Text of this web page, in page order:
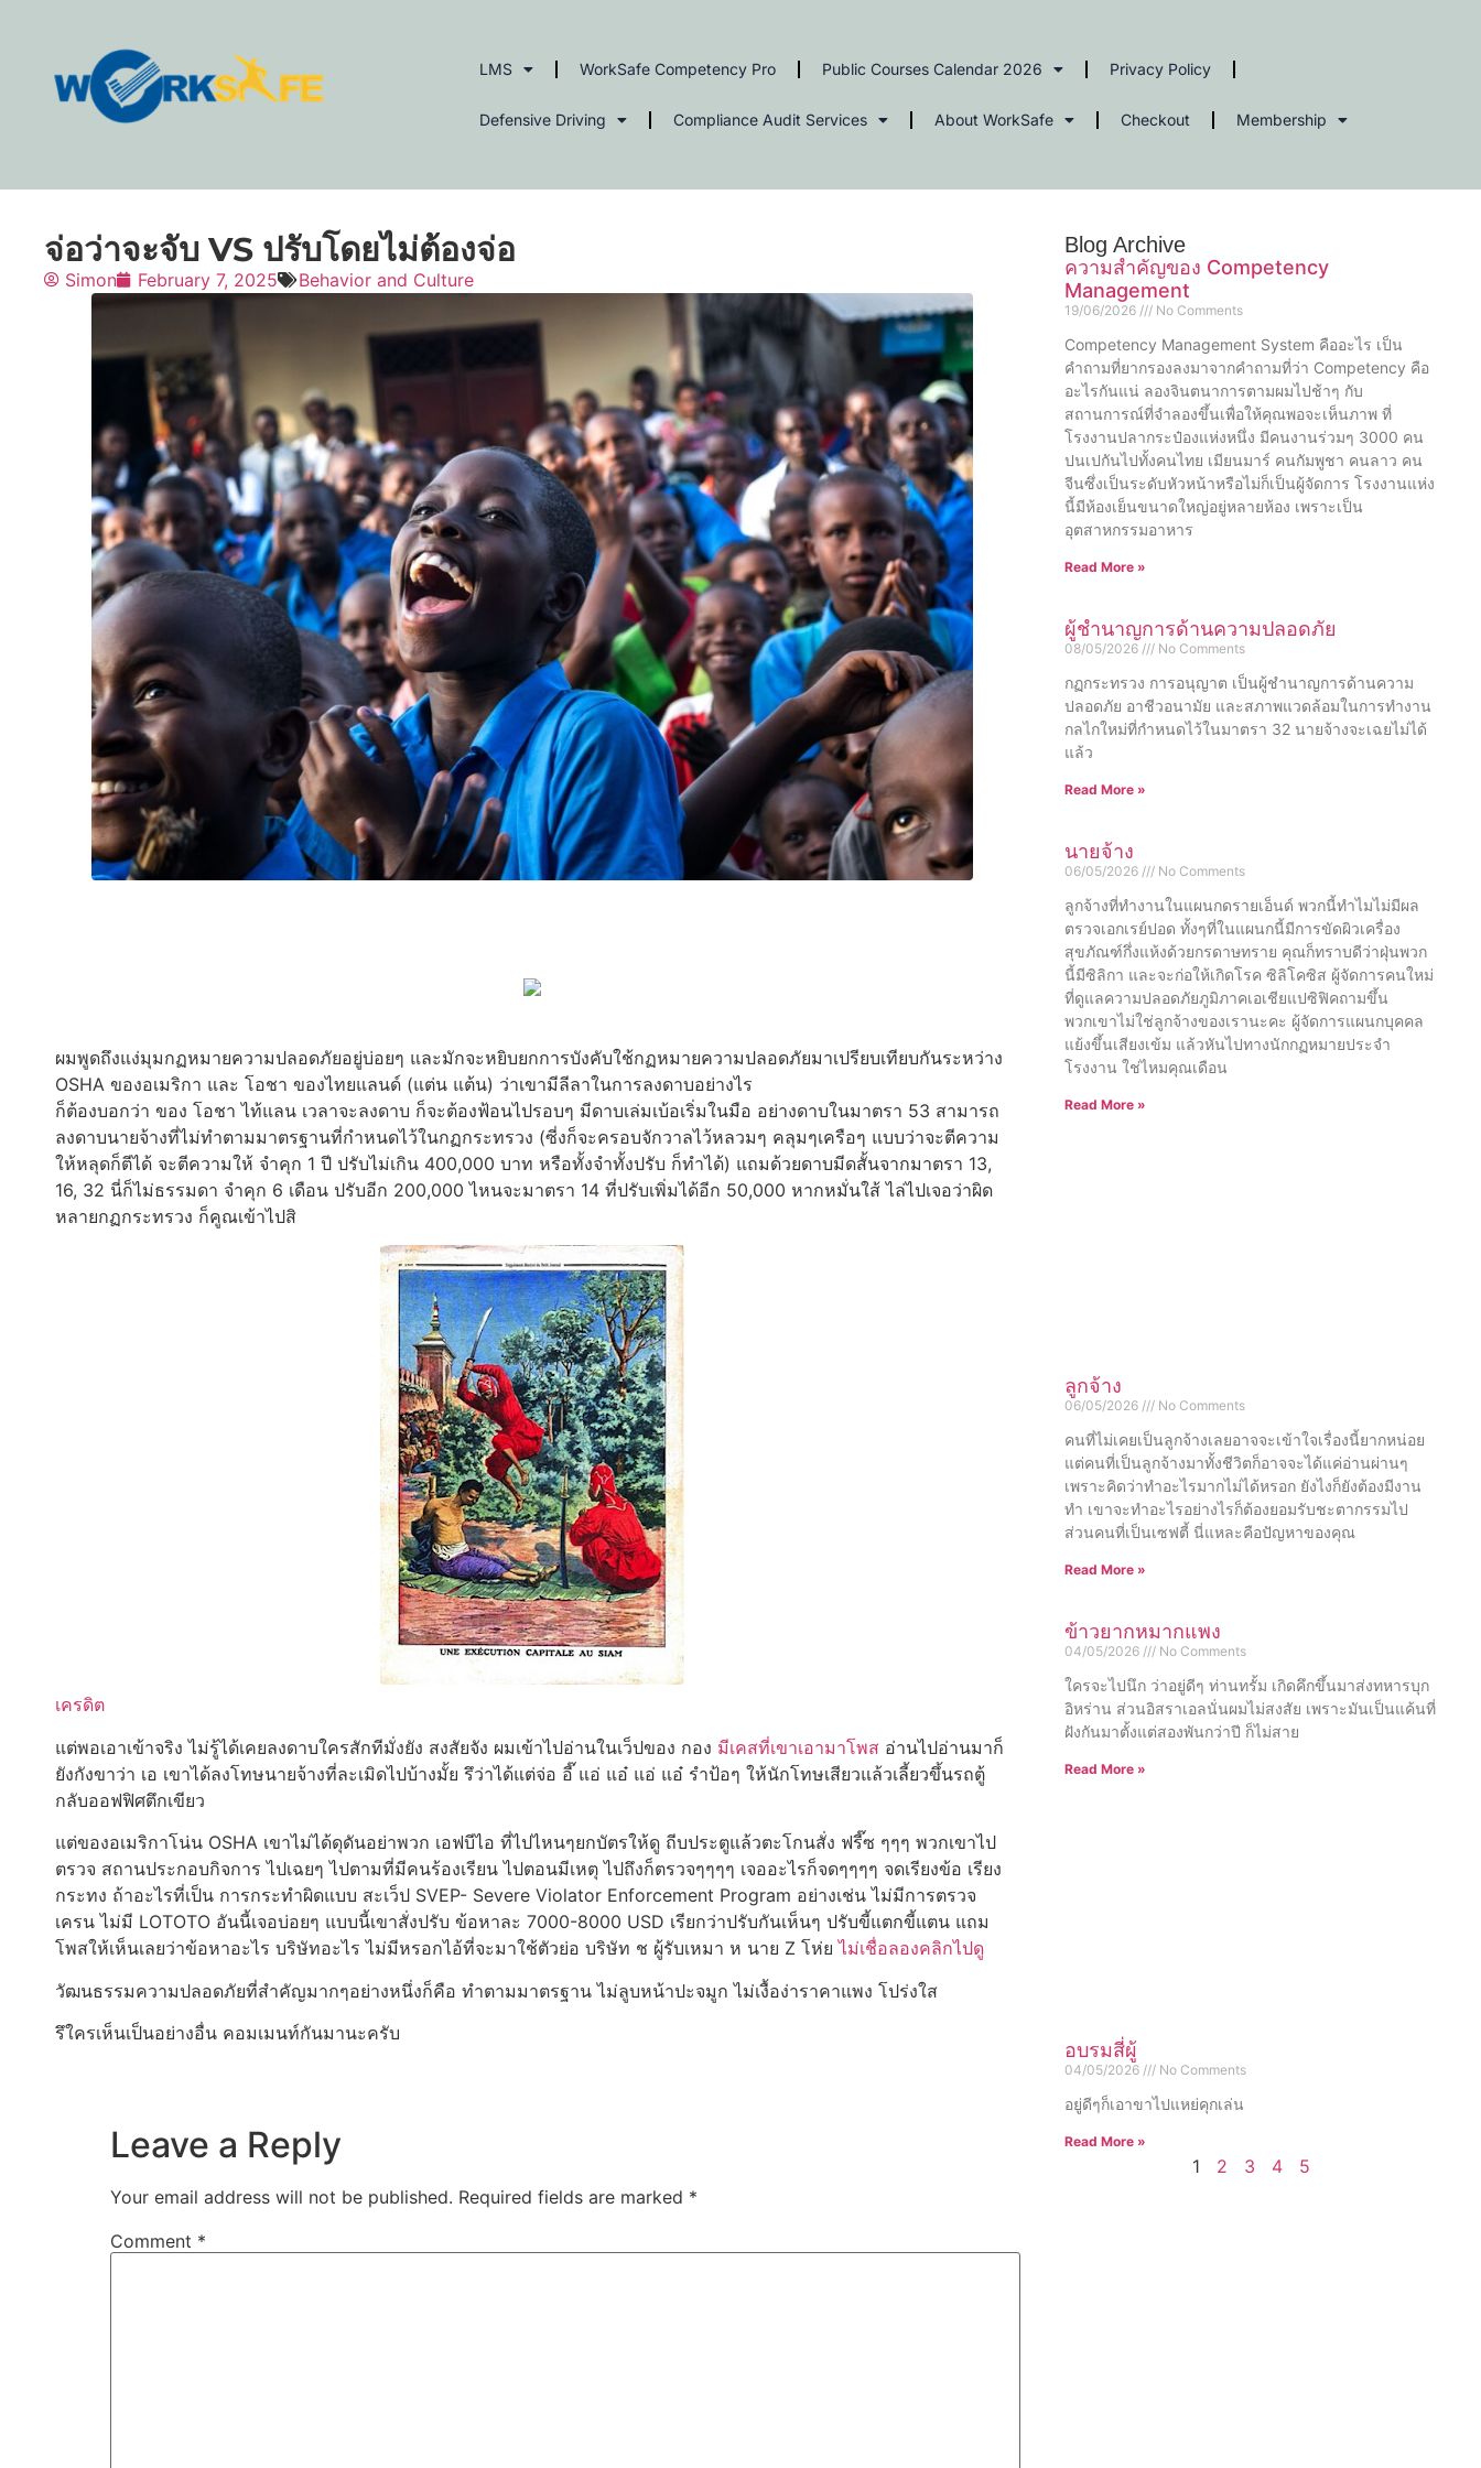
LMS WorkSafe Competency Pro Public Courses Calendar 2026 Privacy Policy
Defensive Driving Compliance Audit Services About WorkSafe Checkout Membership
จ่อว่าจะจับ VS ปรับโดยไม่ต้องจ่อ
Simon February 7, 2025 Behavior and Culture
ผมพูดถึงแง่มุมกฏหมายความปลอดภัยอยู่บ่อยๆ และมักจะหยิบยกการบังคับใช้กฏหมายความปลอดภัยมาเปรียบเทียบกันระหว่าง
OSHA ของอเมริกา และ โอชา ของไทยแลนด์ (แต่น แต้น) ว่าเขามีลีลาในการลงดาบอย่างไร
ก็ต้องบอกว่า ของ โอชา ไท้แลน เวลาจะลงดาบ ก็จะต้องฟ้อนไปรอบๆ มีดาบเล่มเบ้อเริ่มในมือ อย่างดาบในมาตรา 53 สามารถ
ลงดาบนายจ้างที่ไม่ทำตามมาตรฐานที่กำหนดไว้ในกฏกระทรวง (ซี่งก็จะครอบจักวาลไว้หลวมๆ คลุมๆเครือๆ แบบว่าจะตีความ
ให้หลุดก็ตีได้ จะตีความให้ จำคุก 1 ปี ปรับไม่เกิน 400,000 บาท หรือทั้งจำทั้งปรับ ก็ทำได้) แถมด้วยดาบมีดสั้นจากมาตรา 13,
16, 32 นี่ก็ไม่ธรรมดา จำคุก 6 เดือน ปรับอีก 200,000 ไหนจะมาตรา 14 ที่ปรับเพิ่มได้อีก 50,000 หากหมั่นใส้ ไล่ไปเจอว่าผิด
หลายกฏกระทรวง ก็คูณเข้าไปสิ
เครดิต
แต่พอเอาเข้าจริง ไม่รู้ได้เคยลงดาบใครสักทีมั่งยัง สงสัยจัง ผมเข้าไปอ่านในเว็ปของ กอง มีเคสที่เขาเอามาโพส อ่านไปอ่านมาก็
ยังกังขาว่า เอ เขาได้ลงโทษนายจ้างที่ละเมิดไปบ้างมั้ย รึว่าได้แต่จ่อ อี๊ แอ่ แอ๋ แอ่ แอ๋ รำป้อๆ ให้นักโทษเสียวแล้วเลี้ยวขึ้นรถตู้
กลับออฟฟิศตึกเขียว
แต่ของอเมริกาโน่น OSHA เขาไม่ได้ดุดันอย่าพวก เอฟบีไอ ที่ไปไหนๆยกบัตรให้ดู ถีบประตูแล้วตะโกนสั่ง ฟรี๊ซ ๆๆๆ พวกเขาไป
ตรวจ สถานประกอบกิจการ ไปเฉยๆ ไปตามที่มีคนร้องเรียน ไปตอนมีเหตุ ไปถึงก็ตรวจๆๆๆๆ เจออะไรก็จดๆๆๆๆ จดเรียงข้อ เรียง
กระทง ถ้าอะไรที่เป็น การกระทำผิดแบบ สะเว็ป SVEP- Severe Violator Enforcement Program อย่างเช่น ไม่มีการตรวจ
เครน ไม่มี LOTOTO อันนี้เจอบ่อยๆ แบบนี้เขาสั่งปรับ ข้อหาละ 7000-8000 USD เรียกว่าปรับกันเห็นๆ ปรับขี้แตกขี้แตน แถม
โพสให้เห็นเลยว่าข้อหาอะไร บริษัทอะไร ไม่มีหรอกไอ้ที่จะมาใช้ตัวย่อ บริษัท ช ผู้รับเหมา ห นาย Z โห่ย ไม่เชื่อลองคลิกไปดู
วัฒนธรรมความปลอดภัยที่สำคัญมากๆอย่างหนึ่งก็คือ ทำตามมาตรฐาน ไม่ลูบหน้าปะจมูก ไม่เงื้อง่าราคาแพง โปร่งใส
รึใครเห็นเป็นอย่างอื่น คอมเมนท์กันมานะครับ
Leave a Reply
Your email address will not be published. Required fields are marked *
Comment *
Blog Archive
ความสำคัญของ Competency
Management
19/06/2026 No Comments
Competency Management System คืออะไร เป็น
คำถามที่ยากรองลงมาจากคำถามที่ว่า Competency คือ
อะไรกันแน่ ลองจินตนาการตามผมไปช้าๆ กับ
สถานการณ์ที่จำลองขึ้นเพื่อให้คุณพอจะเห็นภาพ ที่
โรงงานปลากระป๋องแห่งหนึ่ง มีคนงานร่วมๆ 3000 คน
ปนเปกันไปทั้งคนไทย เมียนมาร์ คนกัมพูชา คนลาว คน
จีนซึ่งเป็นระดับหัวหน้าหรือไม่ก็เป็นผู้จัดการ โรงงานแห่ง
นี้มีห้องเย็นขนาดใหญ่อยู่หลายห้อง เพราะเป็น
อุตสาหกรรมอาหาร
Read More »
ผู้ชำนาญการด้านความปลอดภัย
08/05/2026 No Comments
กฏกระทรวง การอนุญาต เป็นผู้ชำนาญการด้านความ
ปลอดภัย อาชีวอนามัย และสภาพแวดล้อมในการทำงาน
กลไกใหม่ที่กำหนดไว้ในมาตรา 32 นายจ้างจะเฉยไม่ได้
แล้ว
Read More »
นายจ้าง
06/05/2026 No Comments
ลูกจ้างที่ทำงานในแผนกดรายเอ็นด์ พวกนี้ทำไมไม่มีผล
ตรวจเอกเรย์ปอด ทั้งๆที่ในแผนกนี้มีการขัดผิวเครื่อง
สุขภัณฑ์กึ่งแห้งด้วยกรดาษทราย คุณก็ทราบดีว่าฝุ่นพวก
นี้มีซิลิกา และจะก่อให้เกิดโรค ซิลิโคซิส ผู้จัดการคนใหม่
ที่ดูแลความปลอดภัยภูมิภาคเอเชียแปซิฟิคถามขึ้น
พวกเขาไม่ใช่ลูกจ้างของเรานะคะ ผู้จัดการแผนกบุคคล
แย้งขึ้นเสียงเข้ม แล้วหันไปทางนักกฏหมายประจำ
โรงงาน ใช่ไหมคุณเดือน
Read More »
ลูกจ้าง
06/05/2026 No Comments
คนที่ไม่เคยเป็นลูกจ้างเลยอาจจะเข้าใจเรื่องนี้ยากหน่อย
แต่คนที่เป็นลูกจ้างมาทั้งชีวิตก็อาจจะได้แค่อ่านผ่านๆ
เพราะคิดว่าทำอะไรมากไม่ได้หรอก ยังไงก็ยังต้องมีงาน
ทำ เขาจะทำอะไรอย่างไรก็ต้องยอมรับชะตากรรมไป
ส่วนคนที่เป็นเซฟตี้ นี่แหละคือปัญหาของคุณ
Read More »
ข้าวยากหมากแพง
04/05/2026 No Comments
ใครจะไปนึก ว่าอยู่ดีๆ ท่านทรั้ม เกิดคึกขึ้นมาส่งทหารบุก
อิหร่าน ส่วนอิสราเอลนั่นผมไม่สงสัย เพราะมันเป็นแค้นที่
ฝังกันมาตั้งแต่สองพันกว่าปี ก็ไม่สาย
Read More »
อบรมสี่ผู้
04/05/2026 No Comments
อยู่ดีๆก็เอาขาไปแหย่คุกเล่น
Read More »
1 2 3 4 5